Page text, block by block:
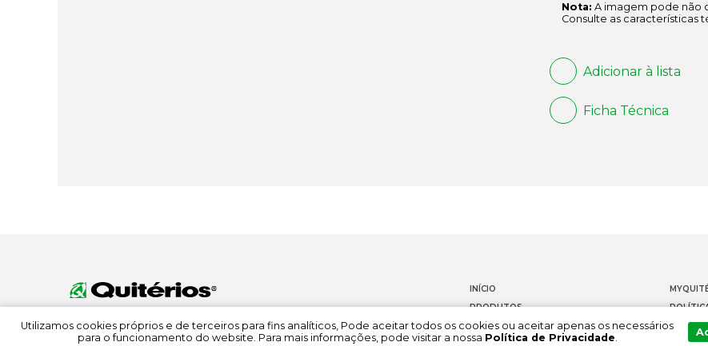
Nota: A imagem pode não
Consulte as características
Adicionar à lista
Ficha Técnica
INÍCIO
PRODUTOS
DOCUMENTAÇÃO
Utilizamos cookies próprios e de terceiros para fins analíticos, Pode aceitar todos os cookies ou aceitar apenas os necessários
para o funcionamento do website. Para mais informações, pode visitar a nossa Política de Privacidade.